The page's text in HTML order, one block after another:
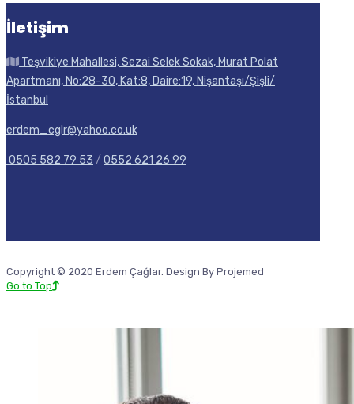
İletişim
Teşvikiye Mahallesi, Sezai Selek Sokak, Murat Polat
Apartmanı, No:28-30, Kat:8, Daire:19, Nişantaşı/Şişli/
İstanbul
erdem_cglr@yahoo.co.uk
0505 582 79 53 / 0552 621 26 99
Copyright © 2020 Erdem Çağlar. Design By Projemed
Go to Top